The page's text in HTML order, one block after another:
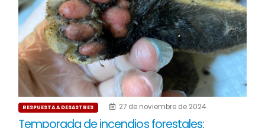
RESPUESTA A DESASTRES 27 de noviembre de 2024
Temporada de incendios forestales: